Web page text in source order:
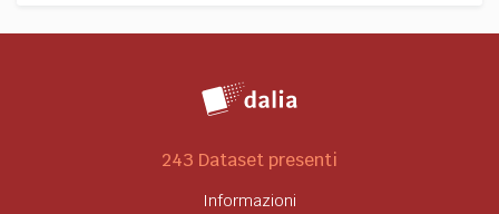
243 Dataset presenti
Informazioni